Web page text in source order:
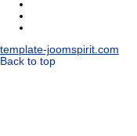
template-joomspirit.com
Back to top